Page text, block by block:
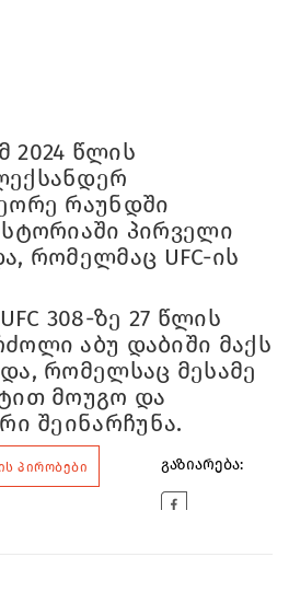
2024 წლის
რაუნდში
პირველი
რომელმაც UFC-ის
308-ზე 27 წლის
აბუ დაბიში მაქს
რომელსაც მესამე
მოუგო და
შეინარჩუნა.
პირობები გაზიარება: